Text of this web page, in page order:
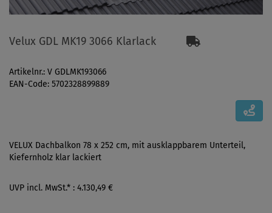
Velux GDL MK19 3066 Klarlack
Artikelnr.: V GDLMK193066
EAN-Code: 5702328899889
VELUX Dachbalkon 78 x 252 cm, mit ausklappbarem Unterteil,
Kiefernholz klar lackiert
UVP incl. MwSt.* : 4.130,49 €